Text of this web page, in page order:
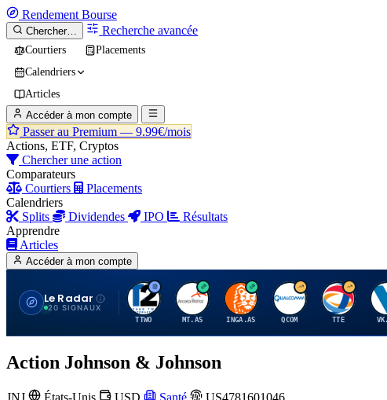
Rendement Bourse
Chercher… Recherche avancée
Courtiers
Placements
Calendriers
Articles
Accéder à mon compte
Passer au Premium — 9.99€/mois
Actions, ETF, Cryptos
Chercher une action
Comparateurs
Courtiers
Placements
Calendriers
Splits
Dividendes IPO
Résultats
Apprendre
Articles
Accéder à mon compte
Le Radar
20 SIGNAUX
T
TTWO
A
MT.AS
I
INGA.AS
Q
QCOM
T
TTE
Action Johnson & Johnson
JNJ États-Unis USD Santé
US4781601046